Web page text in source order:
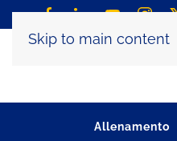
Skip to main content
Allenamento